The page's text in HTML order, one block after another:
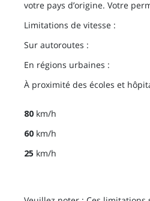
votre pays d’origine. Votre
Limitations de vitesse :
Sur autoroutes :
En régions urbaines :
À proximité des écoles et
80 km/h
60 km/h
25 km/h